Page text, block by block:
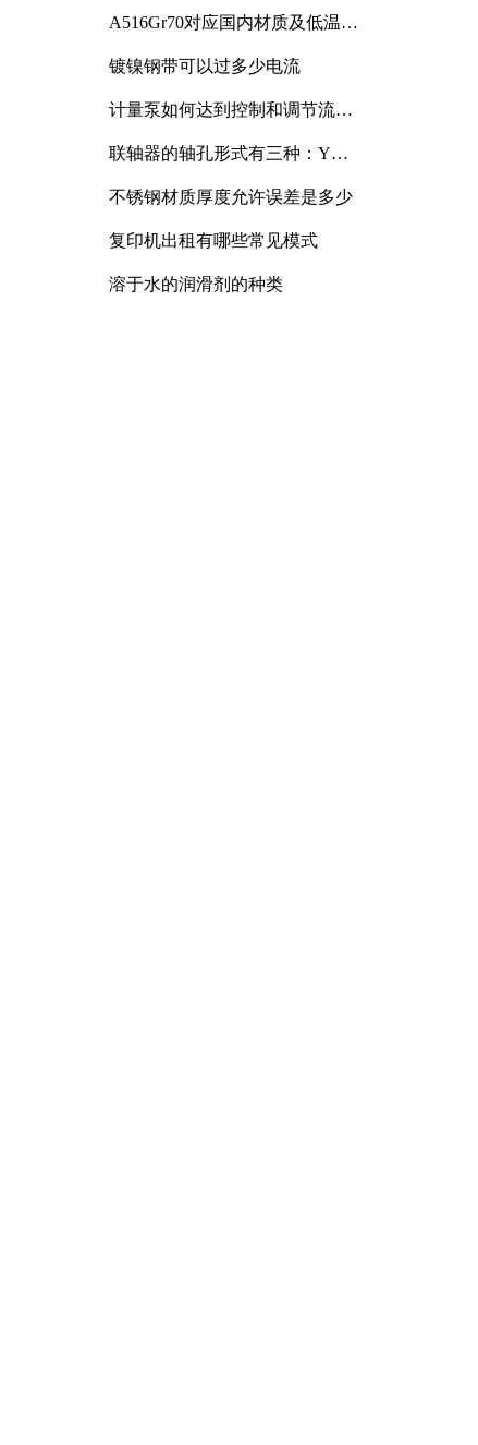
A516Gr70对应国内材质及低温冲
镀镍钢带可以过多少电流
计量泵如何达到控制和调节流量
联轴器的轴孔形式有三种：Y
不锈钢材质厚度允许误差是多少
复印机出租有哪些常见模式
溶于水的润滑剂的种类